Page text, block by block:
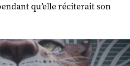
qu’elle réciterait son